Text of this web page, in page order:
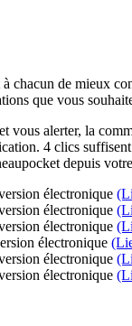
chacun de mieux
que vous
vous alerter, la
4 clics
depuis
électronique
électronique
électronique
électronique
électronique
électronique (L